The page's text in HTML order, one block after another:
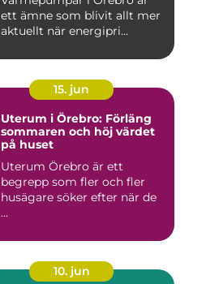
ett ämne som blivit allt mer
aktuellt när energipri...
15. jun
Uterum i Örebro: Förläng
sommaren och höj värdet
på huset
Uterum Örebro är ett
begrepp som fler och fler
husägare söker efter när de
...
10. jun